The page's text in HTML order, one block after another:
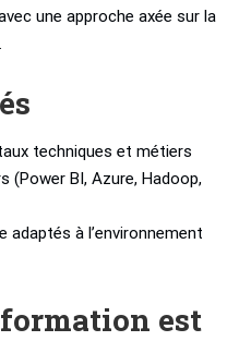
une approche axée sur la
techniques et métiers
(Power BI, Azure, Hadoop,
adaptés à l’environnement
est